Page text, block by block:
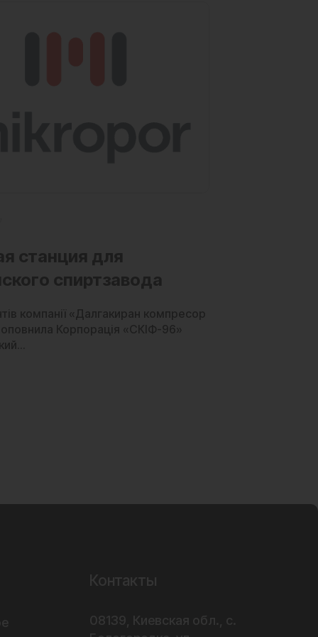
станция для
спиртзавода
компанії «Далгакиран компресор
Корпорація «СКІФ-96»
Контакты
08139, Киевская обл., с.